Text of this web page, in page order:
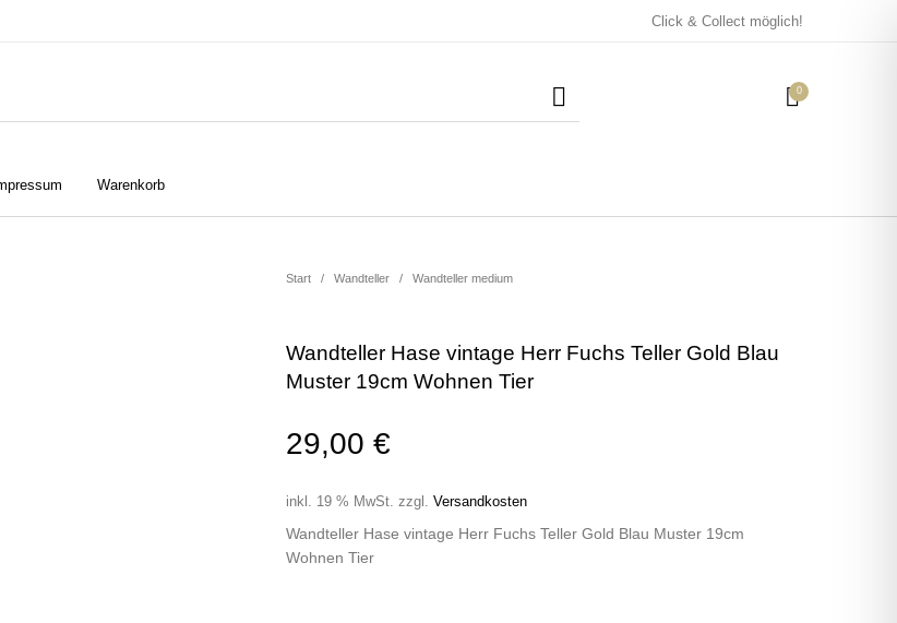
Click & Collect möglich!
0
Warenkorb
Taschen/Turnbeutel Tassen
Start / Wandteller / Wandteller medium
Wandteller Hase vintage Herr Fuchs Teller Gold Blau
Muster 19cm Wohnen Tier
29,00 €
inkl. 19 % MwSt. zzgl. Versandkosten
Wandteller Hase vintage Herr Fuchs Teller Gold Blau Muster 19cm
Wohnen Tier